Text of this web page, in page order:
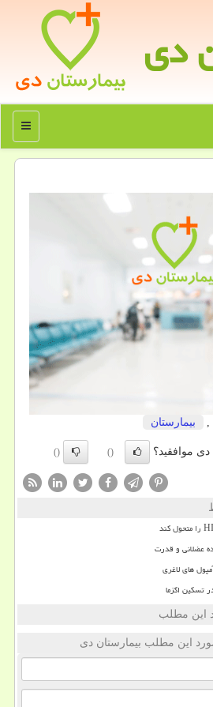
دی
منو
بیمارستان
موافقید؟ ()
()
عضلانی و قدرت
های لاغری
تسکین اگزما
این مطلب
این مطلب بیمارستان دی